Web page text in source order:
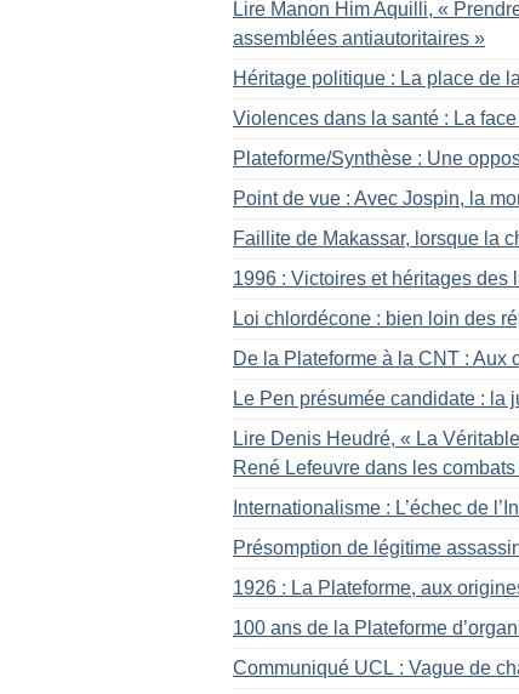
Lire Manon Him Aquilli, «
assemblées antiautoritaires »
Héritage politique : La place de
Violences dans la santé : La
Plateforme/Synthèse : Une
Point de vue : Avec Jospin, la
Faillite de Makassar, lorsque la
1996 : Victoires et héritages des
Loi chlordécone : bien loin des
De la Plateforme à la CNT : Aux
Le Pen présumée candidate : la
Lire Denis Heudré, « La
René Lefeuvre dans les
Internationalisme : L’échec de
Présomption de légitime
1926 : La Plateforme, aux
100 ans de la Plateforme
Communiqué UCL : Vague de